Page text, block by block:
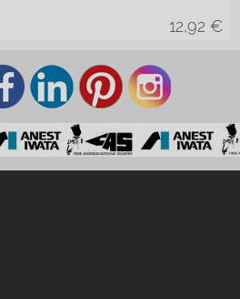
12,92 €